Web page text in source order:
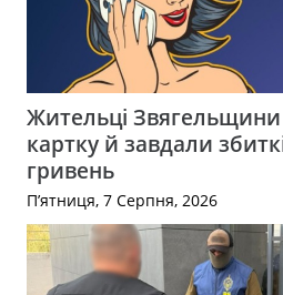
Жительці
картку й завдали
гривень
П’ятниця, 7 Серпня, 2026